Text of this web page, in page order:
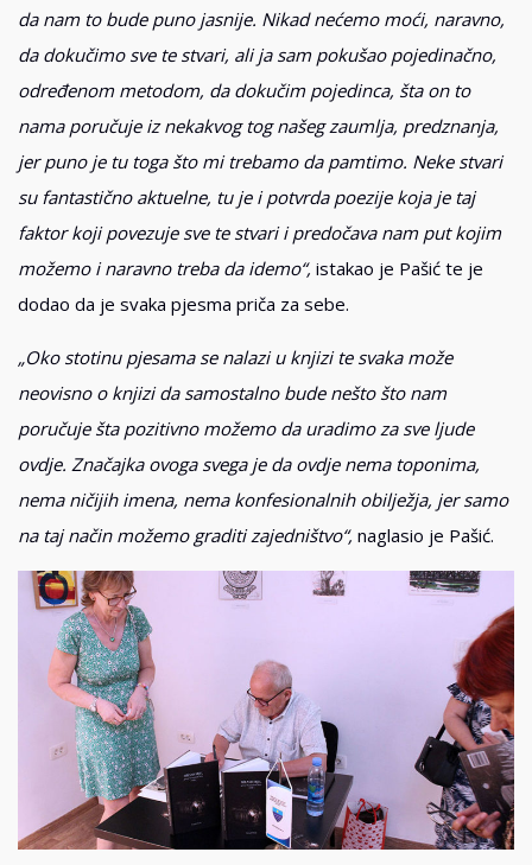
da nam to bude puno jasnije. Nikad nećemo moći, naravno,
da dokučimo sve te stvari, ali ja sam pokušao pojedinačno,
određenom metodom, da dokučim pojedinca, šta on to
nama poručuje iz nekakvog tog našeg zaumlja, predznanja,
jer puno je tu toga što mi trebamo da pamtimo. Neke stvari
su fantastično aktuelne, tu je i potvrda poezije koja je taj
faktor koji povezuje sve te stvari i predočava nam put kojim
možemo i naravno treba da idemo“, istakao je Pašić te je
dodao da je svaka pjesma priča za sebe.
„Oko stotinu pjesama se nalazi u knjizi te svaka može
neovisno o knjizi da samostalno bude nešto što nam
poručuje šta pozitivno možemo da uradimo za sve ljude
ovdje. Značajka ovoga svega je da ovdje nema toponima,
nema ničijih imena, nema konfesionalnih obilježja, jer samo
na taj način možemo graditi zajedništvo“, naglasio je Pašić.